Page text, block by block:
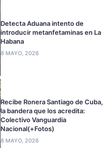
Detecta Aduana intento de
introducir metanfetaminas en La
Habana
8 MAYO, 2026
Recibe Ronera Santiago de Cuba,
la bandera que los acredita:
Colectivo Vanguardia
Nacional(+Fotos)
8 MAYO, 2026